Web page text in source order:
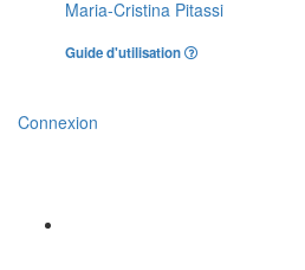
Maria-Cristina Pitassi
Guide d'utilisation
Connexion